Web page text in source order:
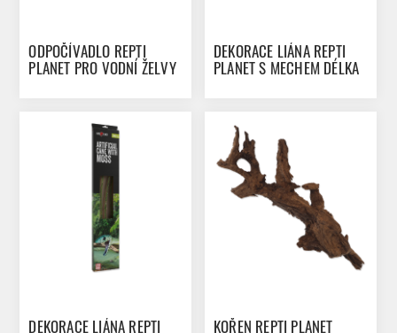
ODPOČÍVADLO REPTI
PLANET PRO VODNÍ ŽELVY
DEKORACE LIÁNA REPTI
PLANET S MECHEM DÉLKA
DEKORACE LIÁNA REPTI KOŘEN REPTI PLANET